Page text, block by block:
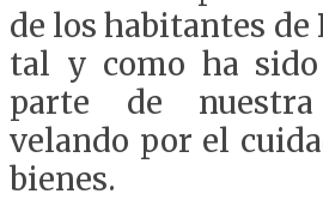
de los habitantes de
tal y como ha
parte de
velando por el
bienes.